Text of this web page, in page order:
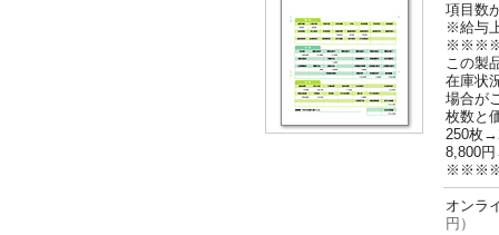
項目数
※給与
この製
在庫状
場合が
枚数と
250枚
8,800
オン
円）